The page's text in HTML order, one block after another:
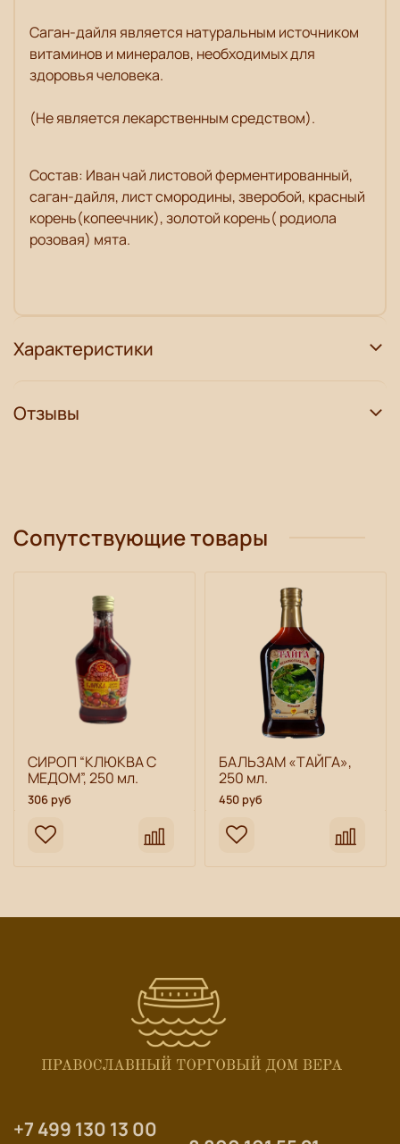
Саган-дайля является натуральным источником
витаминов и минералов, необходимых для
здоровья человека.
(Не является лекарственным средством).
Состав: Иван чай листовой ферментированный,
саган-дайля, лист смородины, зверобой, красный
корень(копеечник), золотой корень( родиола
розовая) мята.
Характеристики
Отзывы
Сопутствующие товары
СИРОП “КЛЮКВА С
МЕДОМ”, 250 мл.
306 руб
БАЛЬЗАМ «ТАЙГА»,
250 мл.
450 руб
+7 499 130 13 00